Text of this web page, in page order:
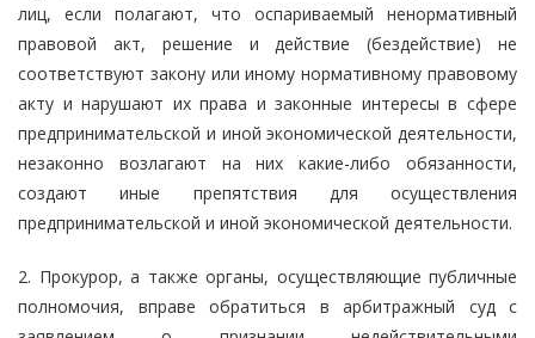
лиц, если полагают, что оспариваемый ненормативный
правовой акт, решение и действие (бездействие) не
соответствуют закону или иному нормативному правовому
акту и нарушают их права и законные интересы в сфере
предпринимательской и иной экономической деятельности,
незаконно возлагают на них какие-либо обязанности,
создают иные препятствия для осуществления
предпринимательской и иной экономической деятельности.
2. Прокурор, а также органы, осуществляющие публичные
полномочия, вправе обратиться в арбитражный суд с